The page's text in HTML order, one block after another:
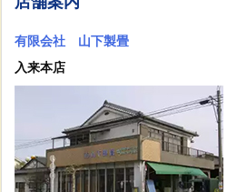
有限会社 山下製畳
入来本店